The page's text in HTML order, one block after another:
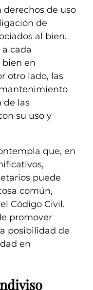
derechos de uso
de
al bien.
cada
bien en
otro lado, las
de las
su uso y
que, en
puede
común,
Código Civil.
promover
posibilidad de
en